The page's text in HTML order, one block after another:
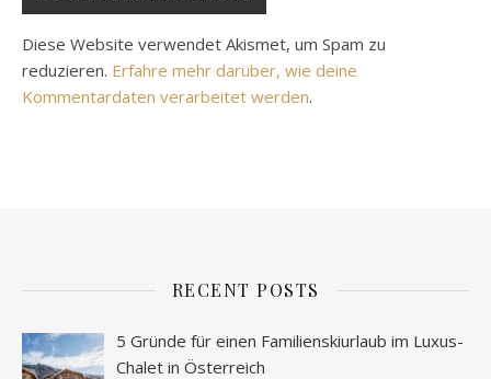
Diese Website verwendet Akismet, um Spam zu
reduzieren. Erfahre mehr darüber, wie deine
Kommentardaten verarbeitet werden.
RECENT POSTS
5 Gründe für einen Familienskiurlaub im Luxus-
Chalet in Österreich